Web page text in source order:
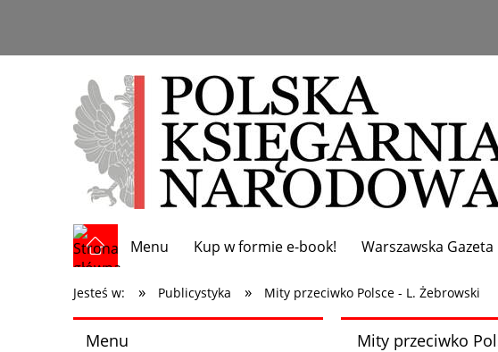
Menu Kup w formie e-book! Warszawska Gazeta
Jesteś w: » Publicystyka » Mity przeciwko Polsce - L. Żebrowski
Menu Mity przeciwko